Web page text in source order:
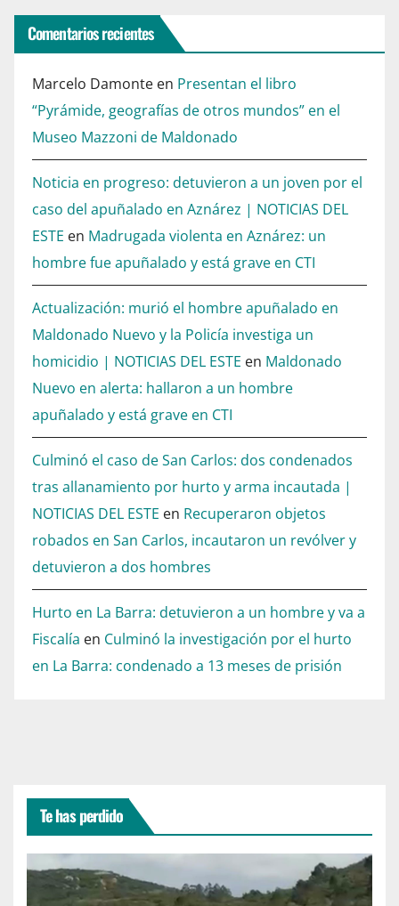
Comentarios recientes
Marcelo Damonte en Presentan el libro
“Pyrámide, geografías de otros mundos” en el
Museo Mazzoni de Maldonado
Noticia en progreso: detuvieron a un joven por el
caso del apuñalado en Aznárez | NOTICIAS DEL
ESTE en Madrugada violenta en Aznárez: un
hombre fue apuñalado y está grave en CTI
Actualización: murió el hombre apuñalado en
Maldonado Nuevo y la Policía investiga un
homicidio | NOTICIAS DEL ESTE en Maldonado
Nuevo en alerta: hallaron a un hombre
apuñalado y está grave en CTI
Culminó el caso de San Carlos: dos condenados
tras allanamiento por hurto y arma incautada |
NOTICIAS DEL ESTE en Recuperaron objetos
robados en San Carlos, incautaron un revólver y
detuvieron a dos hombres
Hurto en La Barra: detuvieron a un hombre y va a
Fiscalía en Culminó la investigación por el hurto
en La Barra: condenado a 13 meses de prisión
Te has perdido